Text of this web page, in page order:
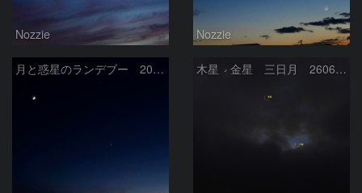
Nozzie Nozzie
月と惑星のランデブー 2026/06/19 木星 金星 三日月 260618